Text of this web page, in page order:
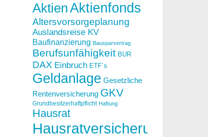
AktienAktienfonds
Altersvorsorgeplanung
Auslandsreise KV
Baufinanzierung Bausparvertrag
Berufsunfähigkeit BUR
DAX Einbruch ETF´s
Geldanlage Gesetzliche
Rentenversicherung GKV
Grundbesitzerhaftpflicht Haftung
Hausrat
Hausratversicherung